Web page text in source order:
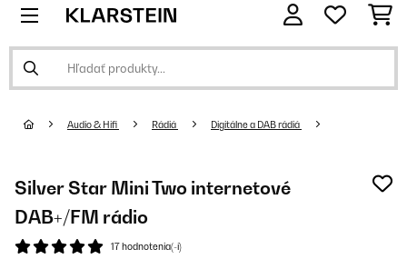
Audio & Hifi Rádiá Digitálne a DAB rádiá
Silver Star Mini Two internetové
DAB+/FM rádio
17 hodnotenia(-í)